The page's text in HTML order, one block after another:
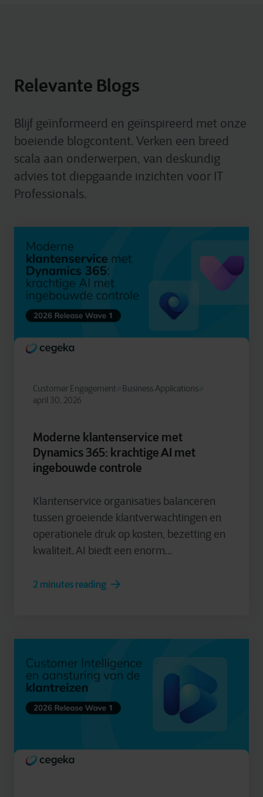
Relevante Blogs
Blijf geïnformeerd en geïnspireerd met onze
boeiende blogcontent. Verken een breed
scala aan onderwerpen, van deskundig
advies tot diepgaande inzichten voor IT
Professionals.
Customer Engagement
Business Applications
april 30, 2026
Moderne klantenservice met
Dynamics 365: krachtige AI met
ingebouwde controle
Klantenservice organisaties balanceren
tussen groeiende klantverwachtingen en
operationele druk op kosten, bezetting en
kwaliteit. AI biedt een enorm...
2 minutes reading